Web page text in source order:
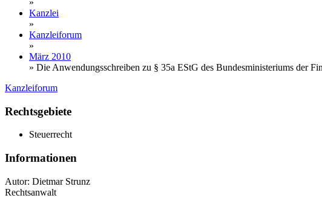
»
Kanzlei
»
Kanzleiforum
»
März 2010
» Die Anwendungsschreiben zu § 35a EStG des Bundesministeriums der
Kanzleiforum
Rechtsgebiete
Steuerrecht
Informationen
Autor: Dietmar Strunz
Rechtsanwalt